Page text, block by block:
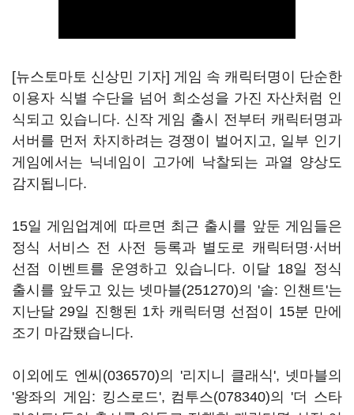
[뉴스토마토 신상민 기자] 게임 속 캐릭터명이 단순한
이용자 식별 수단을 넘어 희소성을 가진 자산처럼 인
식되고 있습니다. 신작 게임 출시 전부터 캐릭터명과
서버를 먼저 차지하려는 경쟁이 벌어지고, 일부 인기
게임에서는 닉네임이 고가에 낙찰되는 과열 양상도
감지됩니다.
15일 게임업계에 따르면 최근 출시를 앞둔 게임들은
정식 서비스 전 사전 등록과 별도로 캐릭터명·서버
선점 이벤트를 운영하고 있습니다. 이달 18일 정식
출시를 앞두고 있는 넷마블(251270)의 '솔: 인챈트'는
지난달 29일 진행된 1차 캐릭터명 선점이 15분 만에
조기 마감됐습니다.
이외에도 엔씨(036570)의 '리지니 클래식', 넷마블의
'왕좌의 게임: 킹스로드', 컴투스(078340)의 '더 스타